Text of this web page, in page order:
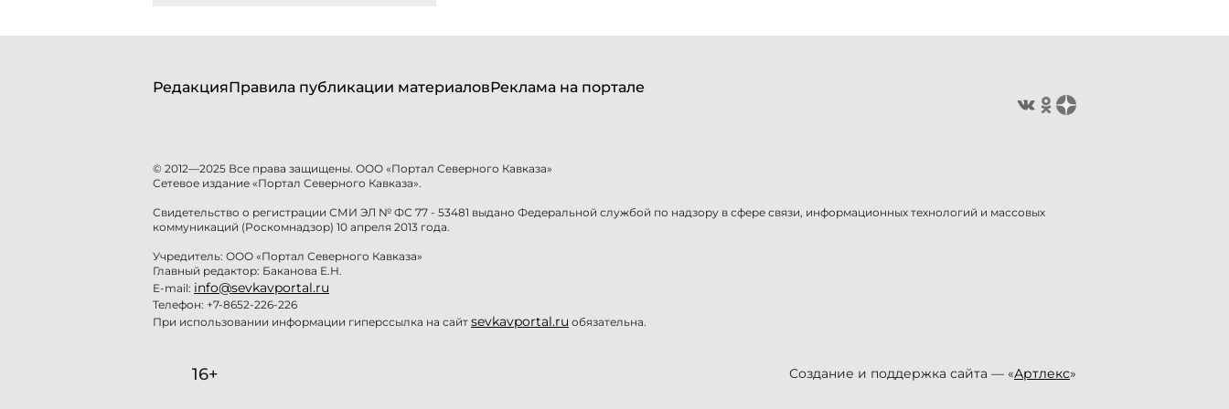
РедакцияПравила публикации материаловРеклама на портале
© 2012—2025 Все права защищены. ООО «Портал Северного Кавказа»
Сетевое издание «Портал Северного Кавказа».
Свидетельство о регистрации СМИ ЭЛ № ФС 77 - 53481 выдано Федеральной службой по надзору в сфере связи, информационных технологий и массовых
коммуникаций (Роскомнадзор) 10 апреля 2013 года.
Учредитель: ООО «Портал Северного Кавказа»
Главный редактор: Баканова Е.Н.
E-mail: info@sevkavportal.ru
Телефон: +7-8652-226-226
При использовании информации гиперссылка на сайт sevkavportal.ru обязательна.
16+ Создание и поддержка сайта — «Артлекс»